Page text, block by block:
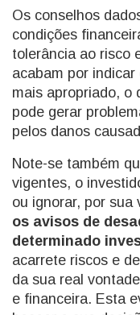
Os conselhos
condições
tolerância ao risco
acabam por
mais apropriado, o
pode gerar
pelos danos
Note-se também
vigentes, o
ou ignorar, por sua
os avisos de
determinado
acarrete riscos e
da sua real
e financeira. Esta